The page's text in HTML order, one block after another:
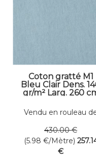
Coton gratté M1
Bleu Clair Dens.
gr/m² Larg. 260
Vendu en rouleau
430.00 €
(5.98 €/Mètre) 257
€